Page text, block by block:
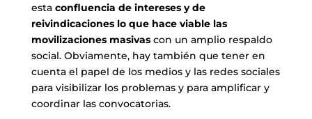
esta confluencia de intereses y de
reivindicaciones lo que hace viable las
movilizaciones masivascon un amplio respaldo
social. Obviamente, hay también que tener en
cuenta el papel de los medios y las redes sociales
para visibilizar los problemas y para amplificar y
coordinar las convocatorias.